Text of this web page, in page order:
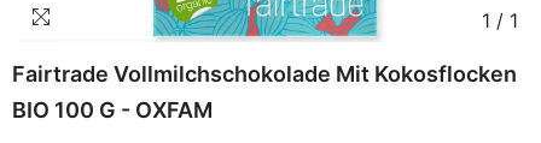
1 / 1
Fairtrade Vollmilchschokolade Mit Kokosflocken
BIO 100 G - OXFAM